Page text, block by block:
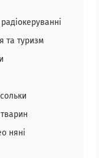
та туризм
няні